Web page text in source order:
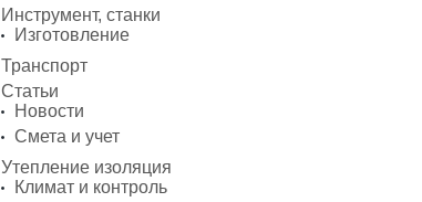
Инструмент, станки
Изготовление
Транспорт
Статьи
Новости
Смета и учет
Утепление изоляция
Климат и контроль